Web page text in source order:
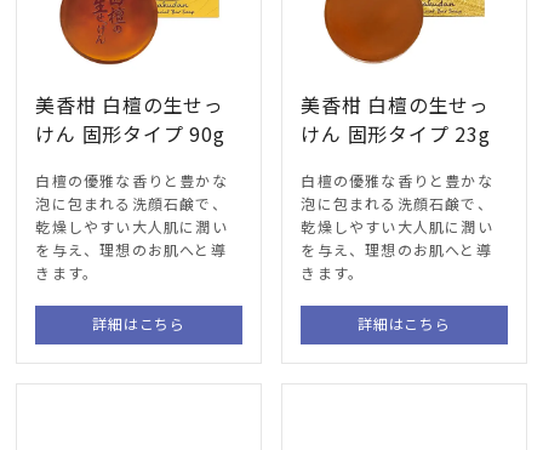
美香柑 白檀の生せっ
けん 固形タイプ 90g
白檀の優雅な香りと豊かな
泡に包まれる洗顔石鹸で、
乾燥しやすい大人肌に潤い
を与え、理想のお肌へと導
きます。
詳細はこちら
美香柑 白檀の生せっ
けん 固形タイプ 23g
白檀の優雅な香りと豊かな
泡に包まれる洗顔石鹸で、
乾燥しやすい大人肌に潤い
を与え、理想のお肌へと導
きます。
詳細はこちら